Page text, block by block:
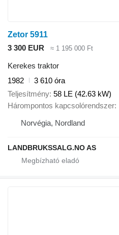
Zetor 5911
3 300 EUR
≈ 1 195 000 Ft
Kerekes traktor
1982
3 610 óra
Teljesítmény 58 LE (42.63 kW)
Hárompontos kapcsolórendszer
Norvégia, Nordland
LANDBRUKSSALG.NO AS